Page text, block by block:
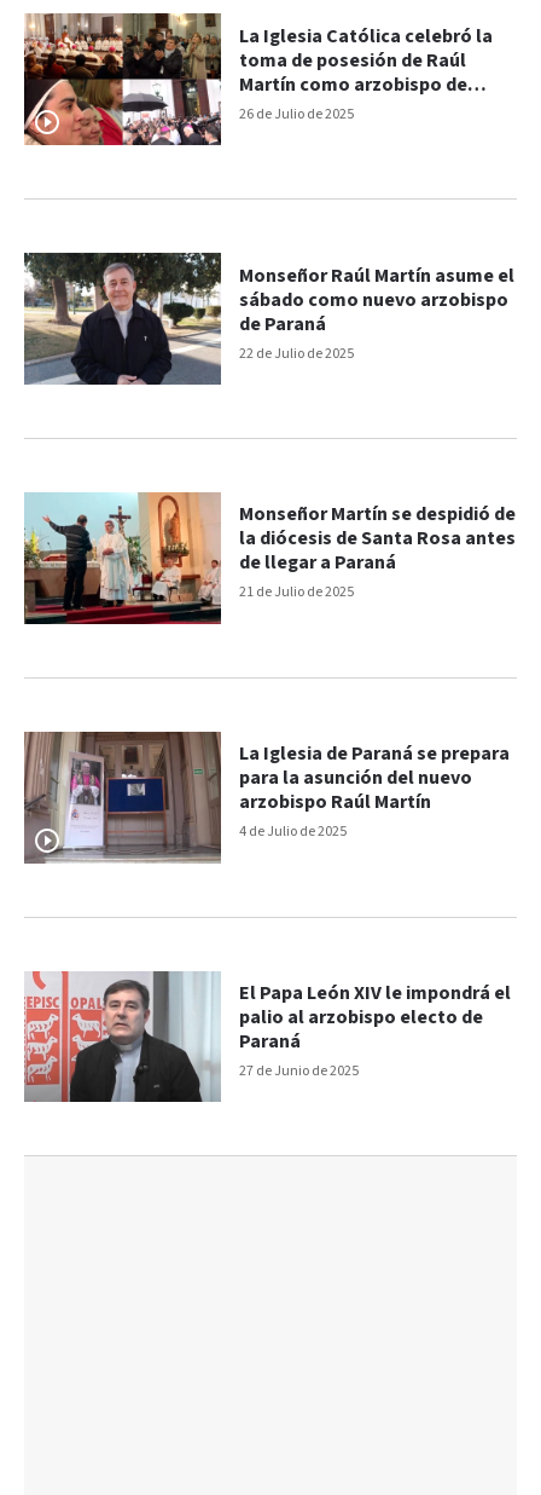
26 de Julio de 2025
La Iglesia Católica celebró la
toma de posesión de Raúl
Martín como arzobispo de
Paraná
22 de Julio de 2025
Monseñor Raúl Martín asume el
sábado como nuevo arzobispo
de Paraná
21 de Julio de 2025
Monseñor Martín se despidió de
la diócesis de Santa Rosa antes
de llegar a Paraná
4 de Julio de 2025
La Iglesia de Paraná se prepara
para la asunción del nuevo
arzobispo Raúl Martín
27 de Junio de 2025
El Papa León XIV le impondrá el
palio al arzobispo electo de
Paraná